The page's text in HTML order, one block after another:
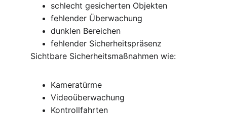
schlecht gesicherten Objekten
fehlender Überwachung
dunklen Bereichen
fehlender Sicherheitspräsenz
Sichtbare Sicherheitsmaßnahmen wie:
Kameratürme
Videoüberwachung
Kontrollfahrten